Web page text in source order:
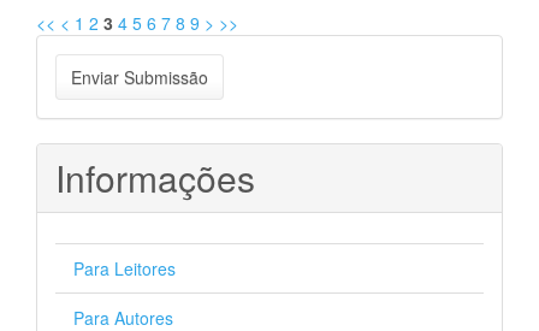
<< < 1 2 3 4 5 6 7 8 9 > >>
Enviar
Submissão
Enviar Submissão
Informações
Para Leitores
Para Autores